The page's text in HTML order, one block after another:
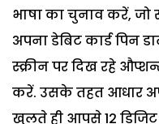
भाषा का चुनाव करें, जो
अपना डेबिट कार्ड पिन
स्क्रीन पर दिख रहे
करें. उसके तहत आधार
खुलते ही आपसे 12